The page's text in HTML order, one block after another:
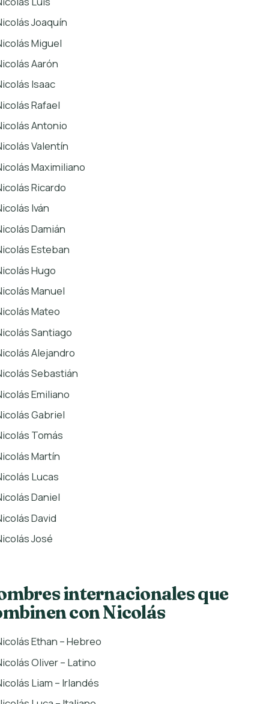
Joaquín
Miguel
Aarón
Isaac
Rafael
Antonio
Valentín
Maximiliano
Ricardo
Iván
Damián
Esteban
Hugo
Manuel
Mateo
Santiago
Alejandro
Sebastián
Emiliano
Gabriel
Tomás
Martín
Lucas
Daniel
David
José
internacionales que
con Nicolás
Ethan – Hebreo
Oliver – Latino
Liam – Irlandés